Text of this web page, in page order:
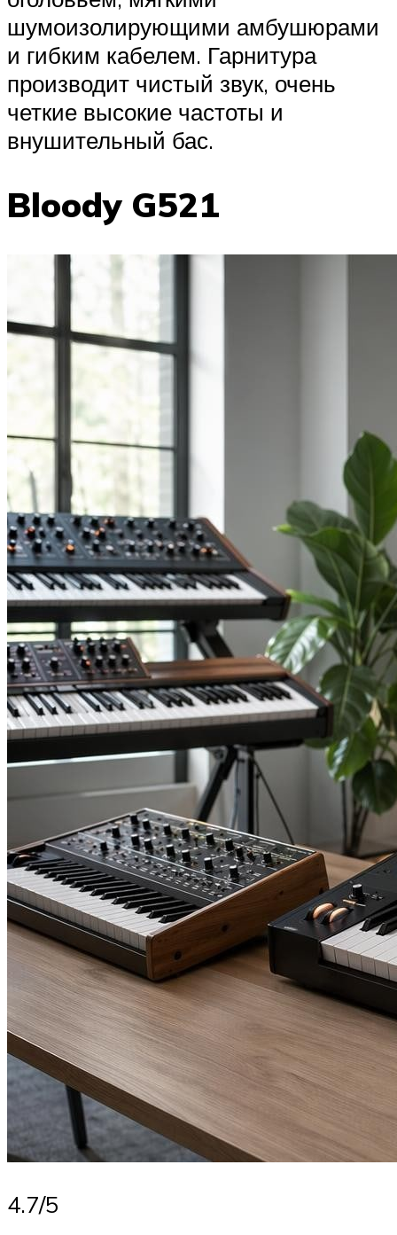
шумоизолирующими амбушюрами
и гибким кабелем. Гарнитура
производит чистый звук, очень
четкие высокие частоты и
внушительный бас.
Bloody G521
4.7/5